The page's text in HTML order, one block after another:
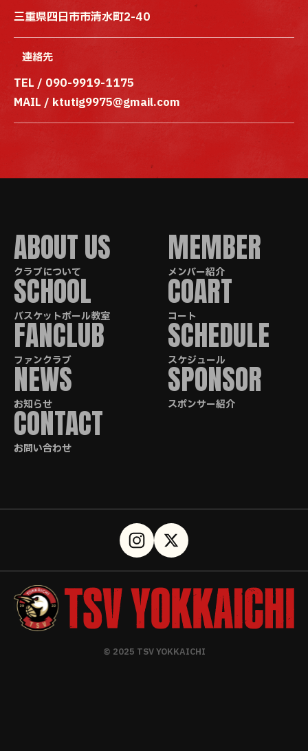
三重県四日市市清水町2-40
連絡先
TEL / 090-9919-1175
MAIL / ktutig9975@gmail.com
クラブについて メンバー紹介
バスケットボール教室 コート
ファンクラブ スケジュール
お知らせ スポンサー紹介
お問い合わせ
© 2025 TSV YOKKAICHI